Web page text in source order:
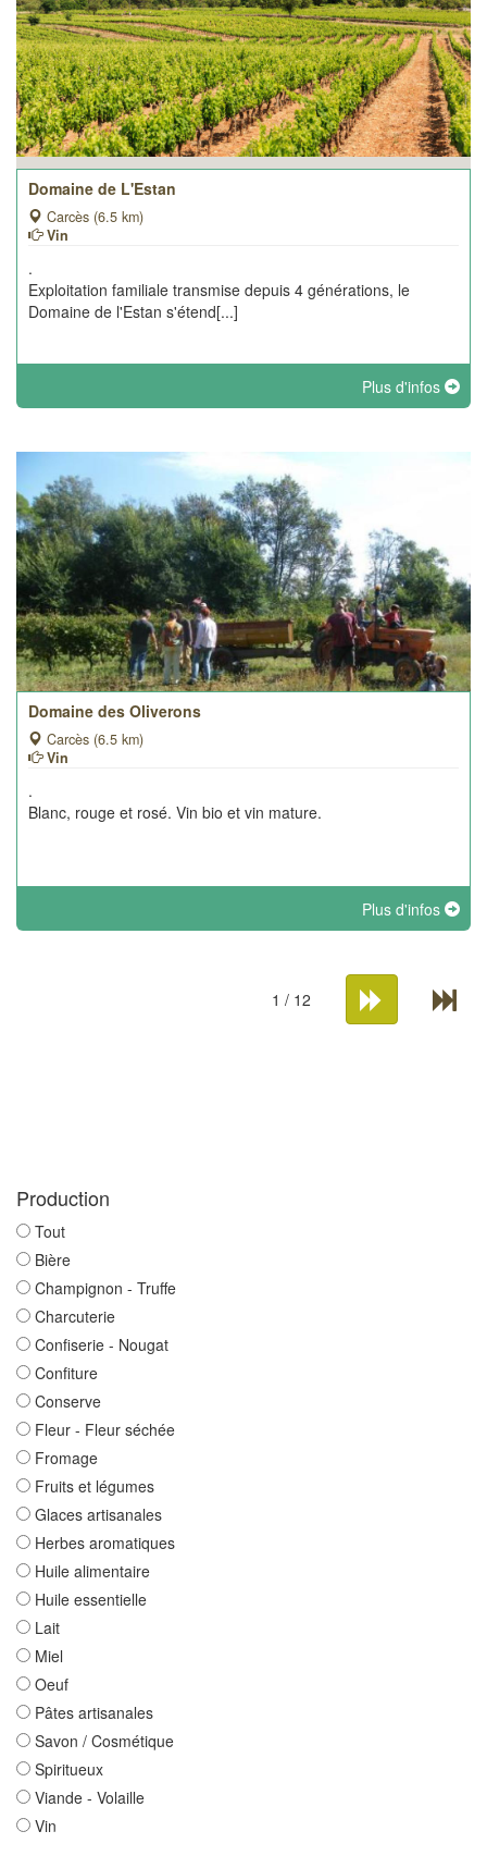
Domaine de L'Estan
Carcès (6.5 km)
Vin
.
Exploitation familiale transmise depuis 4 générations, le
Domaine de l'Estan s'étend[...]
Plus d'infos
Domaine des Oliverons
Carcès (6.5 km)
Vin
.
Blanc, rouge et rosé. Vin bio et vin mature.
Plus d'infos
1 / 12
Production
Tout
Bière
Champignon - Truffe
Charcuterie
Confiserie - Nougat
Confiture
Conserve
Fleur - Fleur séchée
Fromage
Fruits et légumes
Glaces artisanales
Herbes aromatiques
Huile alimentaire
Huile essentielle
Lait
Miel
Oeuf
Pâtes artisanales
Savon / Cosmétique
Spiritueux
Viande - Volaille
Vin